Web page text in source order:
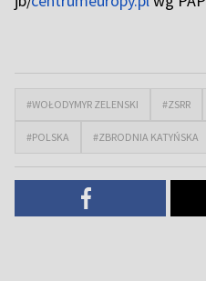
#WOŁODYMYR ZELENSKI #ZSRR
#POLSKA #ZBRODNIA KATYŃSKA